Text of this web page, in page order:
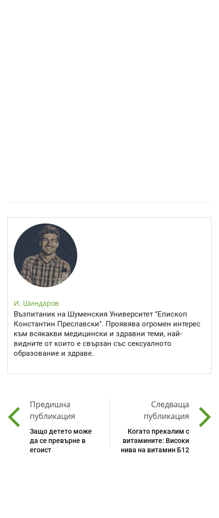
И. Шиндаров
Възпитаник на Шуменския Университет "Епископ
Константин Преславски". Проявява огромен интерес
към всякакви медицински и здравни теми, най-
видните от които е свързан със сексуалното
образование и здраве.
Предишна
публикация
Защо детето може
да се превърне в
егоист
Следваща
публикация
Когато прекалим с
витамините: Високи
нива на витамин Б12